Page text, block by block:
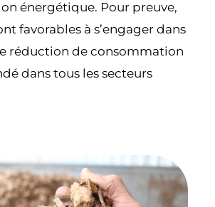
énergétique. Pour preuve,
favorables à s’engager dans
réduction de consommation
dans tous les secteurs